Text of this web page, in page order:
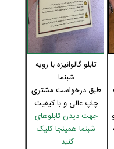
تابلو گالوانیزه با رویه
شبنما
طبق درخواست مشتری
چاپ عالی و با کیفیت
جهت دیدن تابلوهای
شبنما همینجا کلیک
کنید.